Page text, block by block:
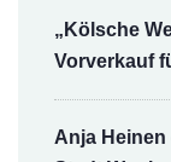
„Kölsche
Vorverkauf
Anja